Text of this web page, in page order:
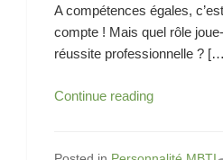
A compétences égales,
compte ! Mais quel rôle
réussite professionnelle ?
Continue readingQuelle